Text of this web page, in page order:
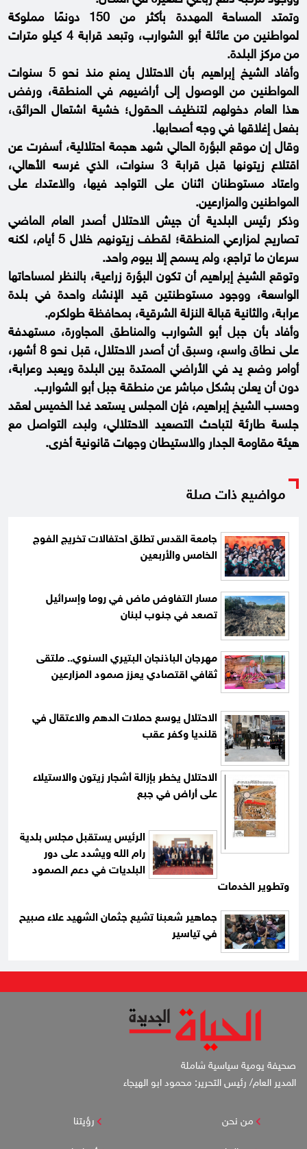
وتمتد المساحة المهددة بأكثر من 150 دونمًا مملوكة
لمواطنين من عائلة أبو الشوارب، وتبعد قرابة 4 كيلو مترات
من مركز البلدة.
وأفاد الشيخ إبراهيم بأن الاحتلال يمنع منذ نحو 5 سنوات
المواطنين من الوصول إلى أراضيهم في المنطقة، ورفض
هذا العام دخولهم لتنظيف الحقول؛ خشية اشتعال الحرائق،
بفعل إغلاقها في وجه أصحابها.
وقال إن موقع البؤرة الحالي شهد هجمة احتلالية، أسفرت عن
اقتلاع زيتونها قبل قرابة 3 سنوات، الذي غرسه الأهالي،
واعتاد مستوطنان اثنان على التواجد فيها، والاعتداء على
المواطنين والمزارعين.
وذكر رئيس البلدية أن جيش الاحتلال أصدر العام الماضي
تصاريح لمزارعي المنطقة؛ لقطف زيتونهم خلال 5 أيام، لكنه
سرعان ما تراجع، ولم يسمح إلا بيوم واحد.
وتوقع الشيخ إبراهيم أن تكون البؤرة زراعية، بالنظر لمساحاتها
الواسعة، ووجود مستوطنتين قيد الإنشاء واحدة في بلدة
عرابة، والثانية قبالة النزلة الشرقية، بمحافظة طولكرم.
وأفاد بأن جبل أبو الشوارب والمناطق المجاورة، مستهدفة
على نطاق واسع، وسبق أن أصدر الاحتلال، قبل نحو 8 أشهر،
أوامر وضع يد في الأراضي الممتدة بين البلدة ويعبد وعرابة،
دون أن يعلن بشكل مباشر عن منطقة جبل أبو الشوارب.
وحسب الشيخ إبراهيم، فإن المجلس يستعد غدا الخميس لعقد
جلسة طارئة لتباحث التصعيد الاحتلالي، ولبدء التواصل مع
هيئة مقاومة الجدار والاستيطان وجهات قانونية أخرى.
مواضيع ذات صلة
جامعة القدس تطلق احتفالات تخريج الفوج
الخامس والأربعين
مسار التفاوض ماض في روما وإسرائيل
تصعد في جنوب لبنان
مهرجان الباذنجان البتيري السنوي.. ملتقى
ثقافي اقتصادي يعزز صمود المزارعين
الاحتلال يوسع حملات الدهم والاعتقال في
قلنديا وكفر عقب
الاحتلال يخطر بإزالة أشجار زيتون والاستيلاء
على أراض في جبع
الرئيس يستقبل مجلس بلدية
رام الله ويشدد على دور
البلديات في دعم الصمود
وتطوير الخدمات
جماهير شعبنا تشيع جثمان الشهيد علاء صبيح
في تياسير
صحيفة يومية سياسية شاملة
المدير العام/ رئيس التحرير: محمود ابو الهيجاء
من نحن رؤيتنا